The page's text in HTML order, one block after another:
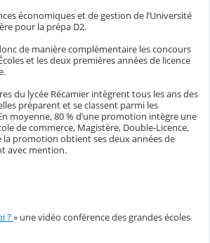
économiques et de gestion de l’Université
pour la prépa D2.
de manière complémentaire les concours
et les deux premières années de licence
du lycée Récamier intègrent tous les ans des
préparent et se classent parmi les
moyenne, 80 % d’une promotion intègre une
de commerce, Magistère, Double-Licence,
la promotion obtient ses deux années de
avec mention.
?» une vidéo conférence des grandes écoles